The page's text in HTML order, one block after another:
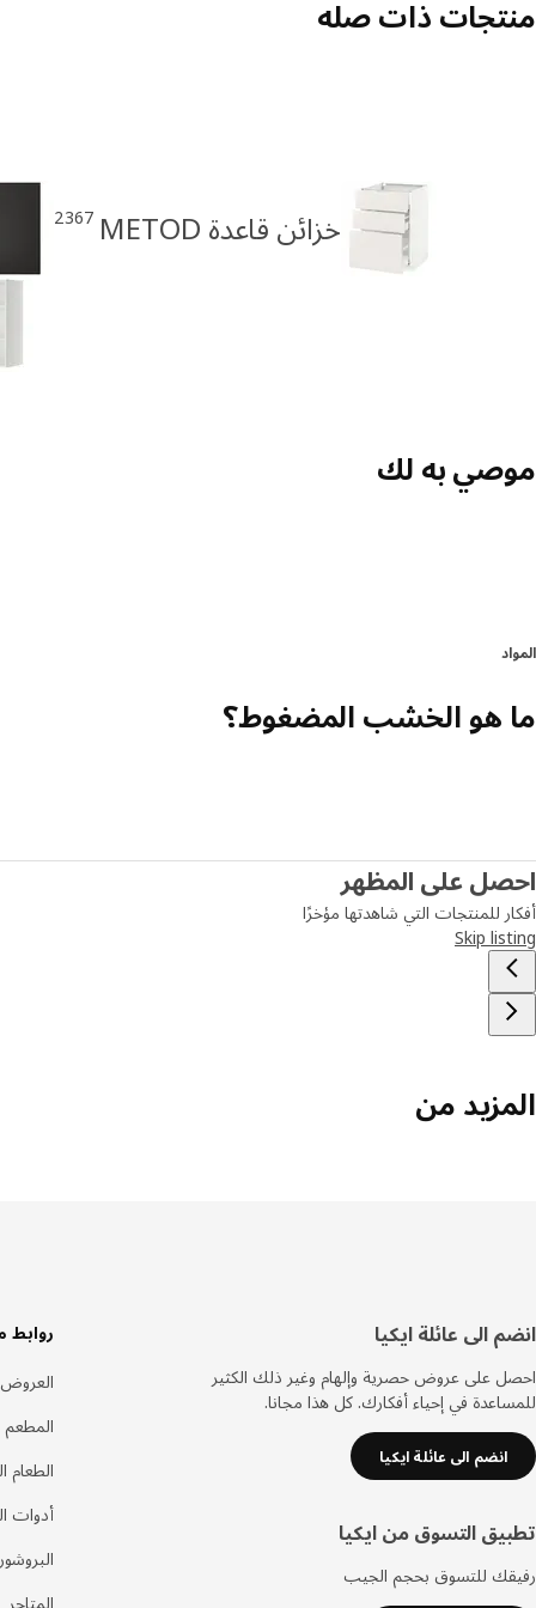
منتجات ذات صله
خزائن قاعدة METOD 2367
موصي به لك
المواد
ما هو الخشب المضغوط؟
احصل على المظهر
أفكار للمنتجات التي شاهدتها مؤخرًا
Skip listing
المزيد من
أسفل
الصفحة
انضم الى عائلة ايكيا
احصل على عروض حصرية وإلهام وغير ذلك الكثير
للمساعدة في إحياء أفكارك. كل هذا مجانا.
انضم الى عائلة ايكيا
تطبيق التسوق من ايكيا
رفيقك للتسوق بحجم الجيب
روابط
العروض
الطعام
أدوات
المتاجر